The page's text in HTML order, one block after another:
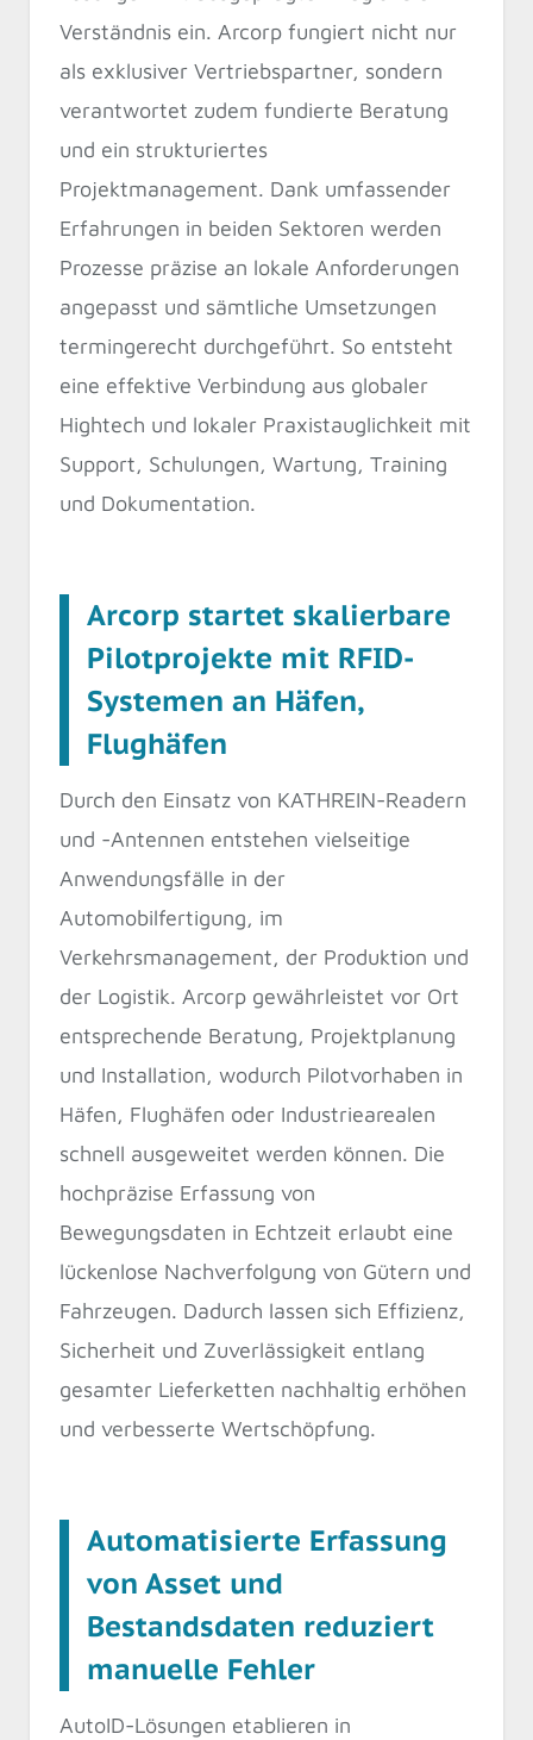
Verständnis ein. Arcorp fungiert nicht nur
als exklusiver Vertriebspartner, sondern
verantwortet zudem fundierte Beratung
und ein strukturiertes
Projektmanagement. Dank umfassender
Erfahrungen in beiden Sektoren werden
Prozesse präzise an lokale Anforderungen
angepasst und sämtliche Umsetzungen
termingerecht durchgeführt. So entsteht
eine effektive Verbindung aus globaler
Hightech und lokaler Praxistauglichkeit mit
Support, Schulungen, Wartung, Training
und Dokumentation.
Arcorp startet skalierbare
Pilotprojekte mit RFID-
Systemen an Häfen,
Flughäfen
Durch den Einsatz von KATHREIN-Readern
und -Antennen entstehen vielseitige
Anwendungsfälle in der
Automobilfertigung, im
Verkehrsmanagement, der Produktion und
der Logistik. Arcorp gewährleistet vor Ort
entsprechende Beratung, Projektplanung
und Installation, wodurch Pilotvorhaben in
Häfen, Flughäfen oder Industriearealen
schnell ausgeweitet werden können. Die
hochpräzise Erfassung von
Bewegungsdaten in Echtzeit erlaubt eine
lückenlose Nachverfolgung von Gütern und
Fahrzeugen. Dadurch lassen sich Effizienz,
Sicherheit und Zuverlässigkeit entlang
gesamter Lieferketten nachhaltig erhöhen
und verbesserte Wertschöpfung.
Automatisierte Erfassung
von Asset und
Bestandsdaten reduziert
manuelle Fehler
AutoID-Lösungen etablieren in